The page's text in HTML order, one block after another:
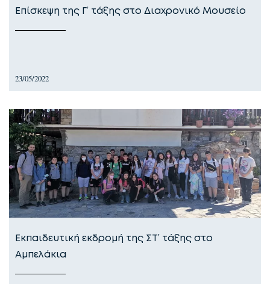
Επίσκεψη της Γ’ τάξης στο Διαχρονικό Μουσείο
23/05/2022
Εκπαιδευτική εκδρομή της ΣΤ’ τάξης στο
Αμπελάκια